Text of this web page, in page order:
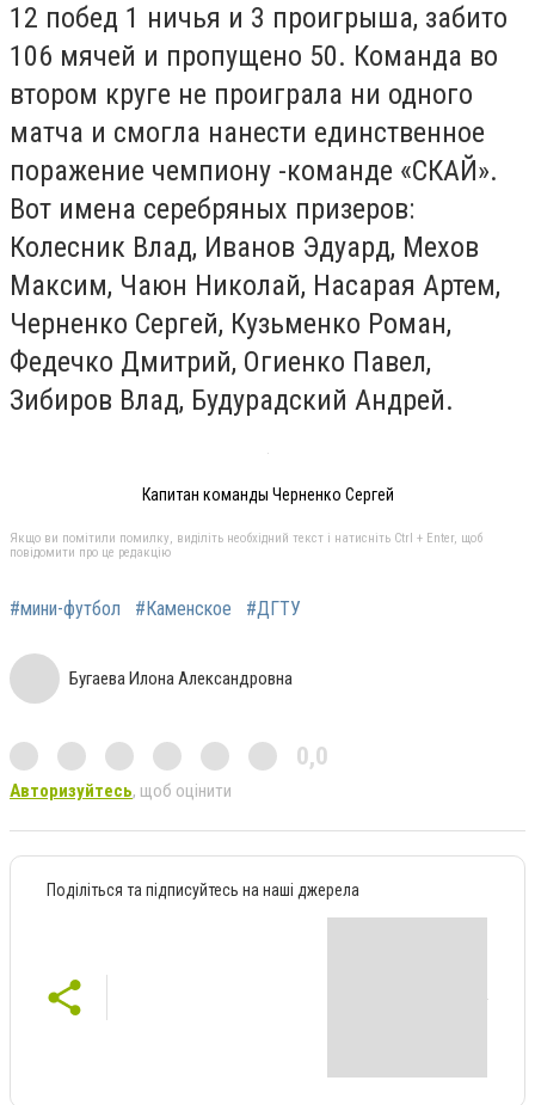
12 побед 1 ничья и 3 проигрыша, забито
106 мячей и пропущено 50. Команда во
втором круге не проиграла ни одного
матча и смогла нанести единственное
поражение чемпиону -команде «СКАЙ».
Вот имена серебряных призеров:
Колесник Влад, Иванов Эдуард, Мехов
Максим, Чаюн Николай, Насарая Артем,
Черненко Сергей, Кузьменко Роман,
Федечко Дмитрий, Огиенко Павел,
Зибиров Влад, Будурадский Андрей.
Капитан команды Черненко Сергей
Якщо ви помітили помилку, виділіть необхідний текст і натисніть Ctrl + Enter, щоб
повідомити про це редакцію
#мини-футбол #Каменское #ДГТУ
Бугаева Илона Александровна
0,0
Авторизуйтесь, щоб оцінити
Поділіться та підписуйтесь на наші джерела